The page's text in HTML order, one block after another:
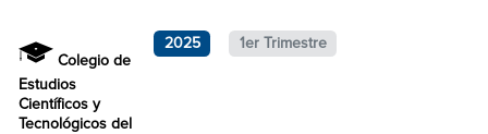
Colegio de
Estudios
Científicos y
Tecnológicos del
2025 1er Trimestre